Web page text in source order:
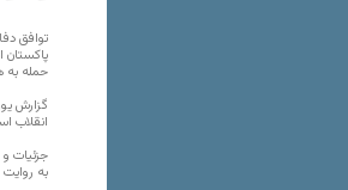
توافق
حمله
گزارش
انقلاب
جزئیات
به روایت